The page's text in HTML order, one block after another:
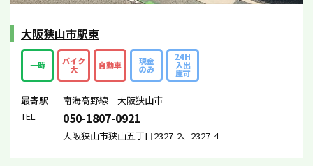
大阪狭山市駅東
一時 バイク
大 自動車 現金
のみ
24H
入出
庫可
最寄駅
南海高野線 大阪狭山市
TEL
050-1807-0921
大阪狭山市狭山五丁目2327-2、2327-4